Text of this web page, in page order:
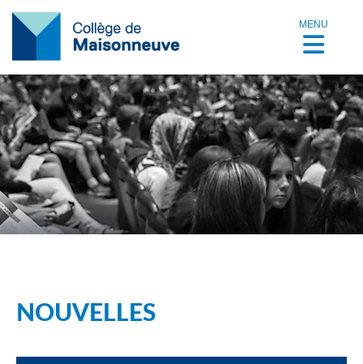
MENU
NOUVELLES